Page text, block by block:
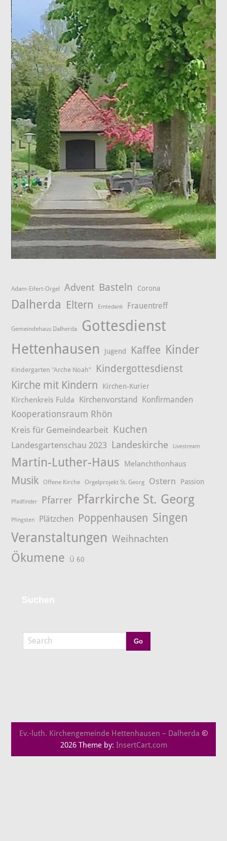
Adam-Eifert-Orgel Advent Basteln Corona
Dalherda Eltern Erntedank Frauentreff
Gemeindehaus Dalherda Gottesdienst
Hettenhausen Jugend Kaffee Kinder
Kindergarten "Arche Noah" Kindergottesdienst
Kirche mit Kindern Kirchen-Kurier
Kirchenkreis Fulda Kirchenvorstand Konfirmanden
Kooperationsraum Rhön
Kreis für Gemeindearbeit Kuchen
Landesgartenschau 2023 Landeskirche Livestream
Martin-Luther-Haus Melanchthonhaus
Musik Offene Kirche Orgelprojekt St. Georg Ostern Passion
Pfadfinder Pfarrer Pfarrkirche St. Georg
Pfingsten Plätzchen Poppenhausen Singen
Veranstaltungen Weihnachten
Ökumene Ü 60
Ev.-luth. Kirchengemeinde Hettenhausen – Dalherda ©
2026 Theme by: InsertCart.com